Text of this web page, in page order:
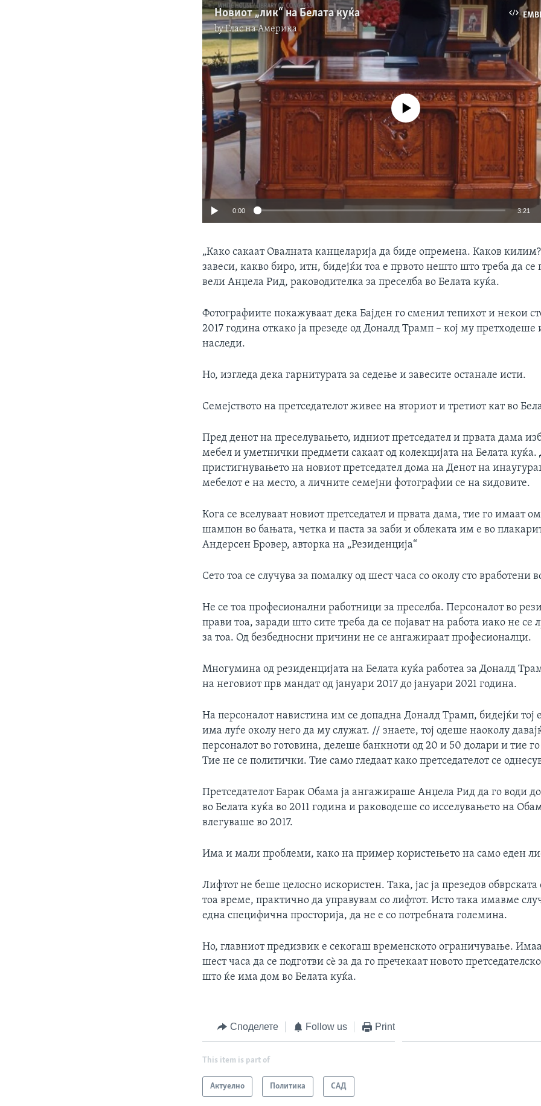
Новиот „лик“ на Белата куќа
byГлас на Америка
Auto 240p 360p 480p
No media source currently available
0:00 3:21
„Како сакаат Овалната канцеларија да биде опремена. Каков
завеси, какво биро, итн, бидејќи тоа е првото нешто што треба да се
вели Анџела Рид, раководителка за преселба во Белата куќа.
Фотографиите покажуваат дека Бајден го сменил тепихот и некои
2017 година откако ја презеде од Доналд Трамп – кој му претходеше
наследи.
Но, изгледа дека гарнитурата за седење и завесите останале исти.
Семејството на претседателот живее на вториот и третиот кат во
Пред денот на преселувањето, идниот претседател и првата дама
мебел и уметнички предмети сакаат од колекцијата на Белата куќа.
пристигнувањето на новиот претседател дома на Денот на
мебелот е на место, а личните семејни фотографии се на ѕидовите.
Кога се вселуваат новиот претседател и првата дама, тие го имаат
шампон во бањата, четка и паста за заби и облеката им е во
Андерсен Бровер, авторка на „Резиденција“
Сето тоа се случува за помалку од шест часа со околу сто вработени
Не се тоа професионални работници за преселба. Персоналот во
прави тоа, заради што сите треба да се појават на работа иако не се
за тоа. Од безбедносни причини не се ангажираат професионалци.
Многумина од резиденцијата на Белата куќа работеа за Доналд
на неговиот прв мандат од јануари 2017 до јануари 2021 година.
На персоналот навистина им се допадна Доналд Трамп, бидејќи тој
има луѓе околу него да му служат. // знаете, тој одеше наоколу
персоналот во готовина, делеше банкноти од 20 и 50 долари и тие го
Тие не се политички. Тие само гледаат како претседателот се
Претседателот Барак Обама ја ангажираше Анџела Рид да го води
во Белата куќа во 2011 година и раководеше со исселувањето на
влегуваше во 2017.
Има и мали проблеми, како на пример користењето на само еден
Лифтот не беше целосно искористен. Така, јас ја презедов обврската
тоа време, практично да управувам со лифтот. Исто така имавме
една специфична просторија, да не е со потребната големина.
Но, главниот предизвик е секогаш временското ограничување.
шест часа да се подготви сè за да го пречекаат новото
што ќе има дом во Белата куќа.
Споделете Follow us Print
This item is part of
Актуелно Политика САД